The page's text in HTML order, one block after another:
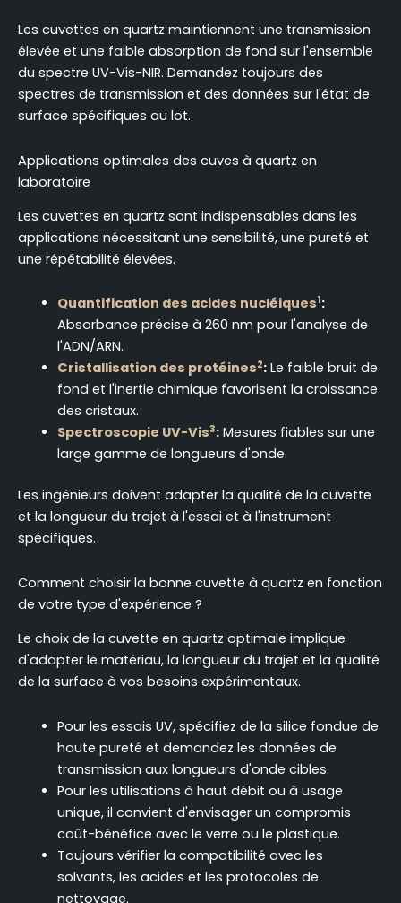
Les cuvettes en quartz maintiennent une transmission
élevée et une faible absorption de fond sur l'ensemble
du spectre UV-Vis-NIR. Demandez toujours des
spectres de transmission et des données sur l'état de
surface spécifiques au lot.
Applications optimales des cuves à quartz en
laboratoire
Les cuvettes en quartz sont indispensables dans les
applications nécessitant une sensibilité, une pureté et
une répétabilité élevées.
Quantification des acides nucléiques1:
Absorbance précise à 260 nm pour l'analyse de
l'ADN/ARN.
Cristallisation des protéines2:Le faible bruit de
fond et l'inertie chimique favorisent la croissance
des cristaux.
Spectroscopie UV-Vis3:Mesures fiables sur une
large gamme de longueurs d'onde.
Les ingénieurs doivent adapter la qualité de la cuvette
et la longueur du trajet à l'essai et à l'instrument
spécifiques.
Comment choisir la bonne cuvette à quartz en fonction
de votre type d'expérience ?
Le choix de la cuvette en quartz optimale implique
d'adapter le matériau, la longueur du trajet et la qualité
de la surface à vos besoins expérimentaux.
Pour les essais UV, spécifiez de la silice fondue de
haute pureté et demandez les données de
transmission aux longueurs d'onde cibles.
Pour les utilisations à haut débit ou à usage
unique, il convient d'envisager un compromis
coût-bénéfice avec le verre ou le plastique.
Toujours vérifier la compatibilité avec les
solvants, les acides et les protocoles de
nettoyage.